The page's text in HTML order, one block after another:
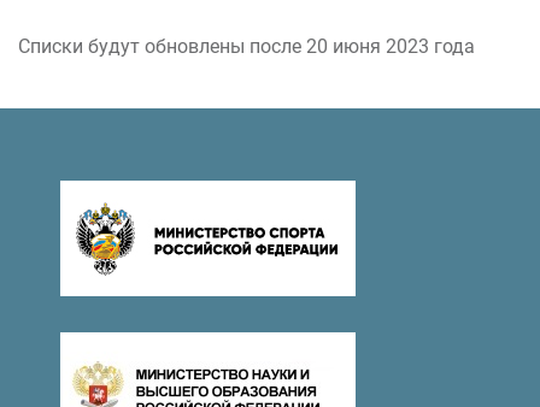
Списки будут обновлены после 20 июня 2023 года